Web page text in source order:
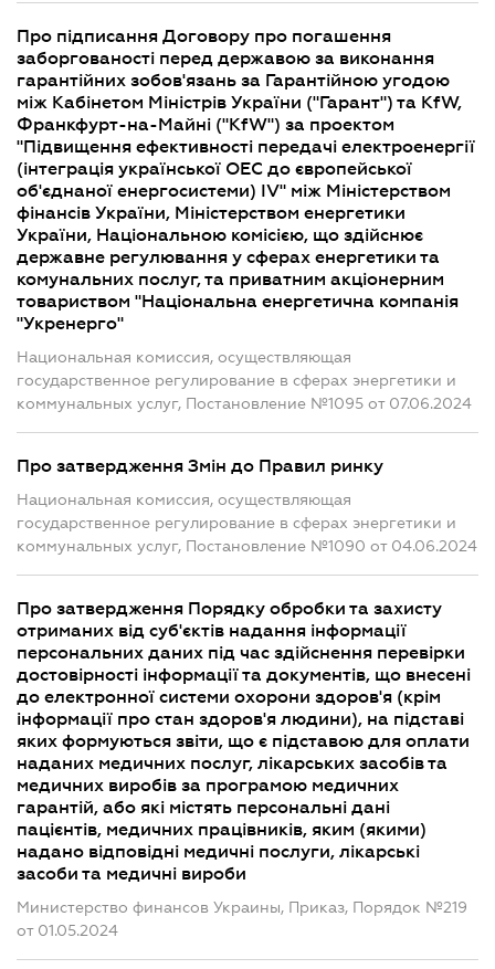
Про підписання Договору про погашення
заборгованості перед державою за виконання
гарантійних зобов'язань за Гарантійною угодою
між Кабінетом Міністрів України ("Гарант") та KfW,
Франкфурт-на-Майні ("KfW") за проектом
"Підвищення ефективності передачі електроенергії
(інтеграція української ОЕС до європейської
об'єднаної енергосистеми) IV" між Міністерством
фінансів України, Міністерством енергетики
України, Національною комісією, що здійснює
державне регулювання у сферах енергетики та
комунальних послуг, та приватним акціонерним
товариством "Національна енергетична компанія
"Укренерго"
Национальная комиссия, осуществляющая
государственное регулирование в сферах энергетики и
коммунальных услуг, Постановление №1095 от 07.06.2024
Про затвердження Змін до Правил ринку
Национальная комиссия, осуществляющая
государственное регулирование в сферах энергетики и
коммунальных услуг, Постановление №1090 от 04.06.2024
Про затвердження Порядку обробки та захисту
отриманих від суб'єктів надання інформації
персональних даних під час здійснення перевірки
достовірності інформації та документів, що внесені
до електронної системи охорони здоров'я (крім
інформації про стан здоров'я людини), на підставі
яких формуються звіти, що є підставою для оплати
наданих медичних послуг, лікарських засобів та
медичних виробів за програмою медичних
гарантій, або які містять персональні дані
пацієнтів, медичних працівників, яким (якими)
надано відповідні медичні послуги, лікарські
засоби та медичні вироби
Министерство финансов Украины, Приказ, Порядок №219
от 01.05.2024